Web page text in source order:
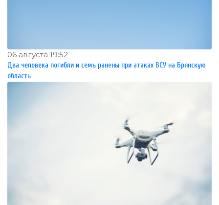
06 августа 19:52
Два человека погибли и семь ранены при атаках ВСУ на Брянскую
область